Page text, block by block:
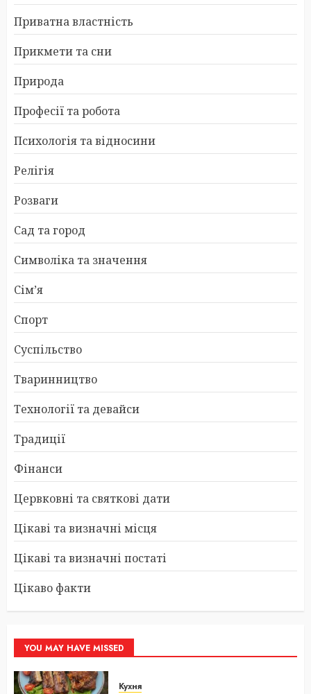
Приватна властність
Прикмети та сни
Природа
Професії та робота
Психологія та відносини
Релігія
Розваги
Сад та город
Символіка та значення
Сім’я
Спорт
Суспільство
Тваринництво
Технології та девайси
Традиції
Фінанси
Цервковні та святкові дати
Цікаві та визначні місця
Цікаві та визначні постаті
Цікаво факти
YOU MAY HAVE MISSED
Кухня